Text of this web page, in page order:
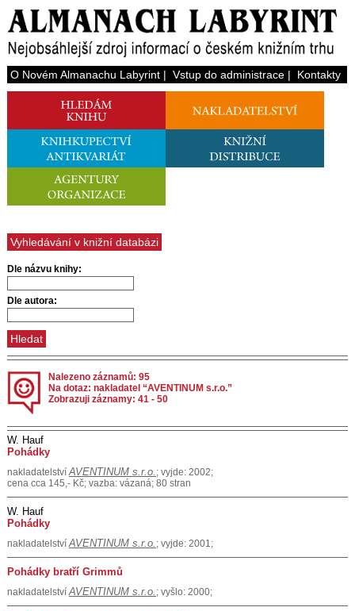
O Novém Almanachu Labyrint| Vstup do administrace| Kontakty
Vyhledávání v knižní databázi
Dle názvu knihy:
Dle autora:
Nalezeno záznamů: 95
Na dotaz: nakladatel “AVENTINUM s.r.o.”
Zobrazuji záznamy: 41 - 50
W. Hauf
Pohádky
nakladatelstvíAVENTINUM s.r.o. ; vyjde: 2002;
cena cca 145,- Kč; vazba: vázaná; 80 stran
W. Hauf
Pohádky
nakladatelstvíAVENTINUM s.r.o. ; vyjde: 2001;
Pohádky bratří Grimmů
nakladatelstvíAVENTINUM s.r.o. ; vyšlo: 2000;